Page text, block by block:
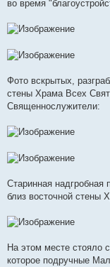
во время
Фото вскрытых,
стены Храма Всех
Священнослужители:
Старинная надгробная
близ восточной стены
На этом месте стояло
которое подручные